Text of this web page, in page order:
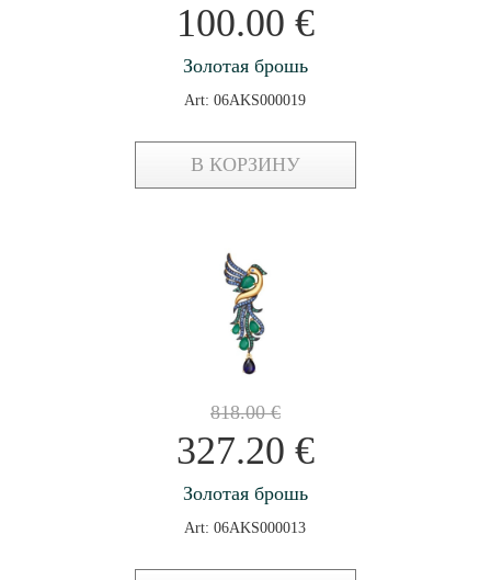
100.00 €
Золотая брошь
Art: 06AKS000019
В КОРЗИНУ
818.00€
327.20 €
Золотая брошь
Art: 06AKS000013